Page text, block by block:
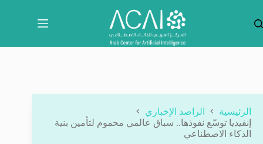
المحتوى
الرئيسية
الراصد الإخباري
إنفيديا توسّع نفوذها.. سباق عالمي محموم لتأمين بنية
الذكاء الاصطناعي